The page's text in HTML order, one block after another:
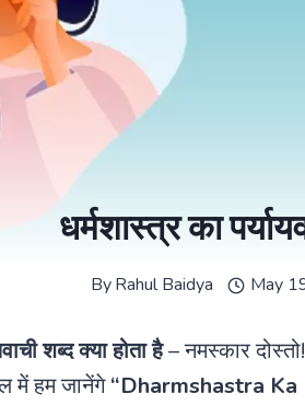
धर्मशास्त्र का
ByRahul Baidya May
शब्द क्या होता है– नमस्कार
में हम जानेंगे“Dharmshastra